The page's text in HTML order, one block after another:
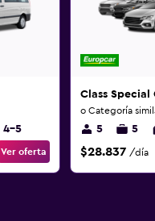
4-5
Ver oferta
Class Special
o Categoría
5 5
$28.837 /día